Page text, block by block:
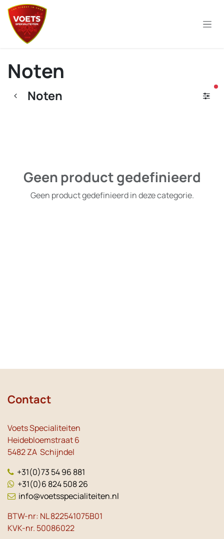
Overslaan naar inhoud
Noten
Noten
Geen product gedefinieerd
Geen product gedefinieerd in deze categorie.
Contact
Voets Specialiteiten
Heidebloemstraat 6
5482 ZA Schijndel
+31(0)73 54 96 881
+31(0)6 824 508 26
info@voetsspecialiteiten.nl
BTW-nr: NL 822541075B01
KVK-nr. 50086022